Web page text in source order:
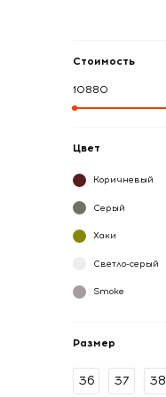
Стоимость
10880
Цвет
Коричневый
Серый
Хаки
Светло-серый
Smoke
Размер
36 37 38